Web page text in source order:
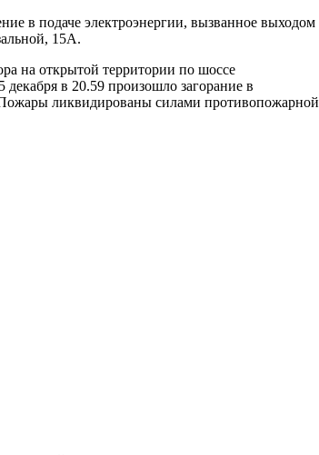
в подаче электроэнергии, вызванное выходом
15А.
на открытой территории по шоссе
в 20.59 произошло загорание в
ликвидированы силами противопожарной